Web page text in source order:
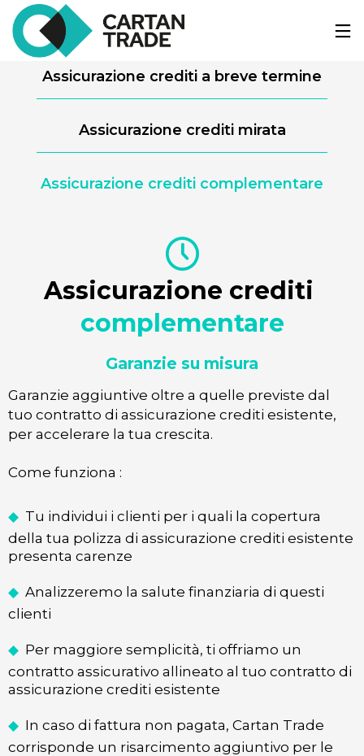
Assicurazione crediti a breve termine
Assicurazione crediti mirata
Assicurazione crediti complementare
complementare
Garanzie su misura
Garanzie aggiuntive oltre a quelle previste dal
tuo contratto di assicurazione crediti esistente,
per accelerare la tua crescita.
Come funziona :
◆ Tu individui i clienti per i quali la copertura
della tua polizza di assicurazione crediti esistente
presenta carenze
◆ Analizzeremo la salute finanziaria di questi
clienti
◆ Per maggiore semplicità, ti offriamo un
contratto assicurativo allineato al tuo contratto di
assicurazione crediti esistente
◆ In caso di fattura non pagata, Cartan Trade
corrisponde un risarcimento aggiuntivo per le